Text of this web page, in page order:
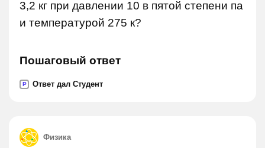
3,2 кг при давлении 10 в пятой степени па
и температурой 275 к?
Пошаговый ответ
P Ответ дал Студент
Физика